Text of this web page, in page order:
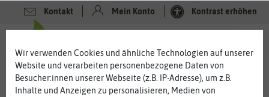
Kontakt Mein Konto Kontrast erhöhen
Wir verwenden Cookies und ähnliche Technologien auf unserer
Website und verarbeiten personenbezogene Daten von
Besucher:innen unserer Webseite (z.B. IP-Adresse), um z.B.
Inhalte und Anzeigen zu personalisieren, Medien von